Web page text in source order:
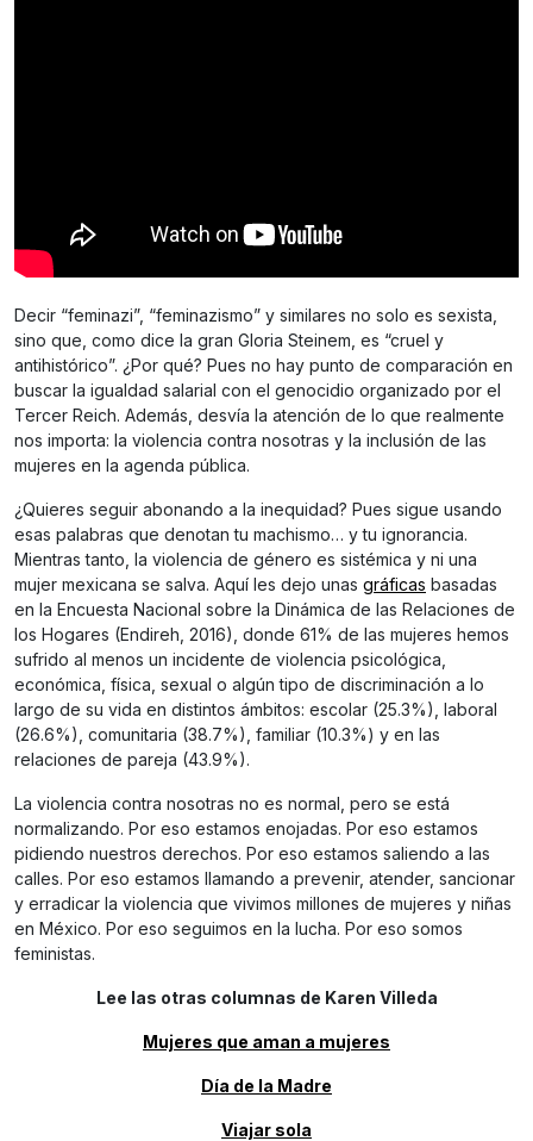
Decir “feminazi”, “feminazismo” y similares no solo es sexista,
sino que, como dice la gran Gloria Steinem, es “cruel y
antihistórico”. ¿Por qué? Pues no hay punto de comparación en
buscar la igualdad salarial con el genocidio organizado por el
Tercer Reich. ​Además, desvía la atención de lo que realmente
nos importa: la violencia contra nosotras y la inclusión de las
mujeres en la agenda pública.
¿Quieres seguir abonando a la inequidad? Pues sigue usando
esas palabras que denotan tu machismo… y tu ignorancia.
Mientras tanto, la violencia de género es sistémica y ni una
mujer mexicana se salva. Aquí les dejo unas gráficas basadas
en la Encuesta Nacional sobre la Dinámica de las Relaciones de
los Hogares (Endireh, 2016), donde 61% de las mujeres hemos
sufrido al menos un incidente de violencia psicológica,
económica, física, sexual o algún tipo de discriminación a lo
largo de su vida en distintos ámbitos: escolar (25.3%), laboral
(26.6%), comunitaria (38.7%), familiar (10.3%) y en las
relaciones de pareja (43.9%).
La violencia contra nosotras no es normal, pero se está
normalizando. Por eso estamos enojadas. Por eso estamos
pidiendo nuestros derechos. Por eso estamos saliendo a las
calles. Por eso estamos llamando a prevenir, atender, sancionar
y erradicar la violencia que vivimos millones de mujeres y niñas
en México. Por eso seguimos en la lucha. Por eso somos
feministas.
Lee las otras columnas de Karen Villeda
Mujeres que aman a mujeres
Día de la Madre
Viajar sola